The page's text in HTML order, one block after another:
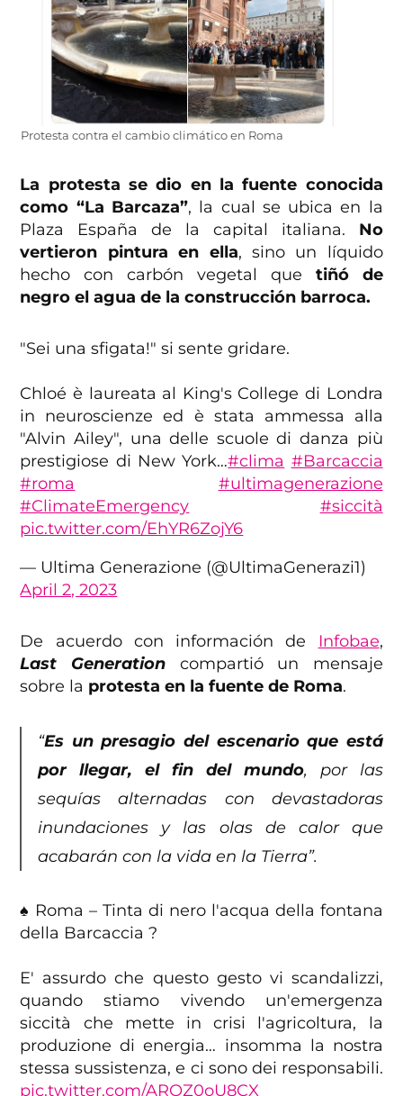
Protesta contra el cambio climático en Roma
La protesta se dio en la fuente conocida
como “La Barcaza”, la cual se ubica en la
Plaza España de la capital italiana. No
vertieron pintura en ella, sino un líquido
hecho con carbón vegetal que tiñó de
negro el agua de la construcción barroca.
"Sei una sfigata!" si sente gridare.
Chloé è laureata al King's College di Londra
in neuroscienze ed è stata ammessa alla
"Alvin Ailey", una delle scuole di danza più
prestigiose di New York…#clima #Barcaccia
#roma
#ultimagenerazione
#ClimateEmergency
#siccità
pic.twitter.com/EhYR6ZojY6
— Ultima Generazione (@UltimaGenerazi1)
April 2, 2023
De acuerdo con información de Infobae,
Last Generationcompartió un mensaje
sobre la protesta en la fuente de Roma.
“Es un presagio del escenario que está
por llegar, el fin del mundo, por las
sequías alternadas con devastadoras
inundaciones y las olas de calor que
acabarán con la vida en la Tierra”.
♠️ Roma – Tinta di nero l'acqua della fontana
della Barcaccia ?
E' assurdo che questo gesto vi scandalizzi,
quando stiamo vivendo un'emergenza
siccità che mette in crisi l'agricoltura, la
produzione di energia… insomma la nostra
stessa sussistenza, e ci sono dei responsabili.
pic.twitter.com/AROZ0oU8CX